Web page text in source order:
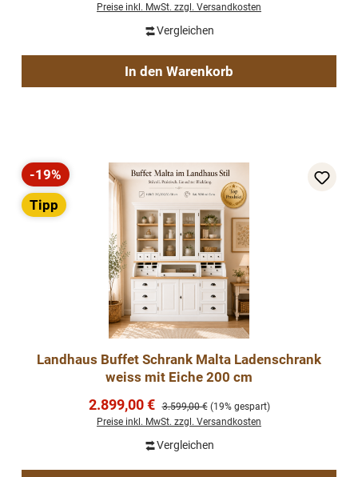
Preise inkl. MwSt. zzgl. Versandkosten
Vergleichen
In den Warenkorb
Rabatt
-19%
Tipp
Landhaus Buffet Schrank Malta Ladenschrank
weiss mit Eiche 200 cm
Verkaufspreis:
2.899,00 € Regulärer Preis:
3.599,00 € (19% gespart)
Preise inkl. MwSt. zzgl. Versandkosten
Vergleichen